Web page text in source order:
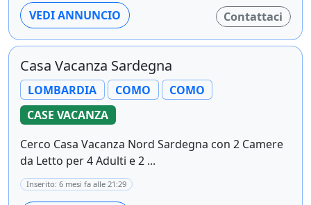
VEDI ANNUNCIO Contattaci
Casa Vacanza Sardegna
LOMBARDIA COMO
COMO
CASE VACANZA
Cerco Casa Vacanza Nord Sardegna con 2 Camere
da Letto per 4 Adulti e 2 ...
Inserito: 6 mesi fa alle 21:29